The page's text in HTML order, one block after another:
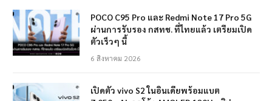
POCO C95 Pro และ Redmi Note 17 Pro 5G
ผ่านการรับรอง กสทช. ที่ไทยแล้ว เตรียมเปิด
ตัวเร็วๆ นี้
6 สิงหาคม 2026
เปิดตัว vivo S2 ในอินเดียพร้อมแบต